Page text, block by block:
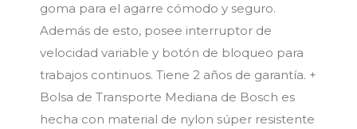
goma para el agarre cómodo y seguro.
Además de esto, posee interruptor de
velocidad variable y botón de bloqueo para
trabajos continuos. Tiene 2 años de garantía. +
Bolsa de Transporte Mediana de Bosch es
hecha con material de nylon súper resistente